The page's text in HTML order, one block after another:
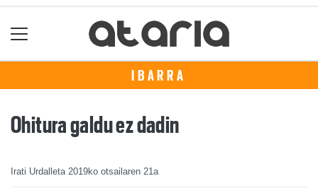
IBARRA
Ohitura galdu ez dadin
Irati Urdalleta 2019ko otsailaren 21a